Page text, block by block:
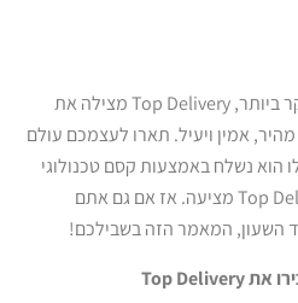
בעולם שבו זמן הוא המשאב היקר ביותר, Top Delivery מצילה את
אמין ויעיל. תארו לעצמכם עולם
הוא נשלח באמצעות קסם טכנולוגי
מתקדם. זה בדיוק מה ש- Top Delivery מציעה. אז אם גם אתם
השעון, המאמר הזה בשבילכם!
אתTop Delivery